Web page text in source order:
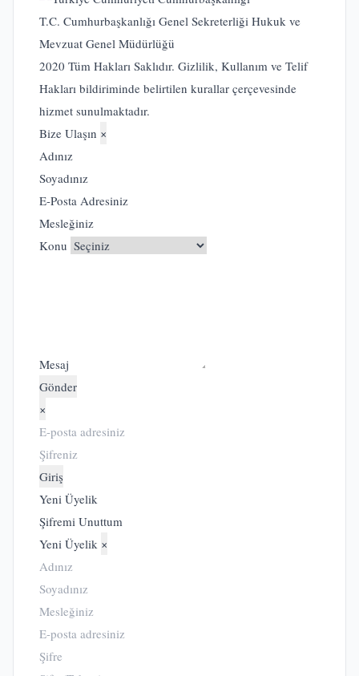
T.C. Cumhurbaşkanlığı Genel Sekreterliği Hukuk ve
Mevzuat Genel Müdürlüğü
2020 Tüm Hakları Saklıdır. Gizlilik, Kullanım ve Telif
Hakları bildiriminde belirtilen kurallar çerçevesinde
hizmet sunulmaktadır.
Bize Ulaşın ×
Adınız
Soyadınız
E-Posta Adresiniz
Mesleğiniz
Konu
Mesaj
Gönder
×
Giriş
Yeni Üyelik
Şifremi Unuttum
Yeni Üyelik ×